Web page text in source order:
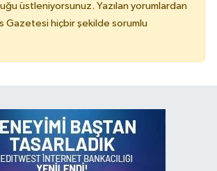
üstleniyorsunuz. Yazılan yorumlardan
Gazetesi hiçbir şekilde sorumlu